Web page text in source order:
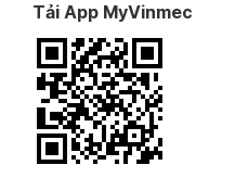
Tải App MyVinmec